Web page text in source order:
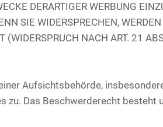
DERARTIGER WERBUNG
SIE WIDERSPRECHEN,
(WIDERSPRUCH NACH ART. 21
Aufsichtsbehörde,
Das Beschwerderecht besteht